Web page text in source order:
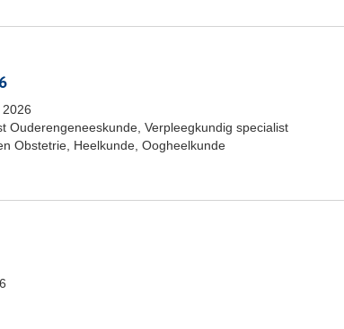
Ouderengeneeskunde, Verpleegkundig specialist
Obstetrie, Heelkunde, Oogheelkunde